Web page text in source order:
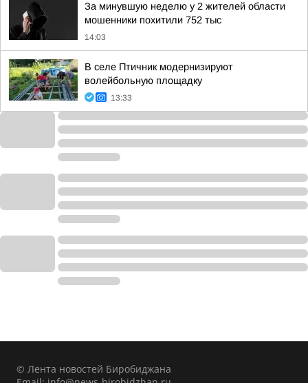
За минувшую неделю у 2 жителей области
мошенники похитили 752 тыс
14:03
В селе Птичник модернизируют
волейбольную площадку
13:33
© Лента новостей Биробиджана